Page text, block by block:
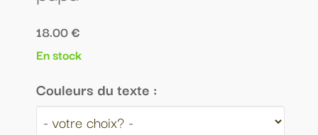
18.00 €
En stock
Couleurs du texte :